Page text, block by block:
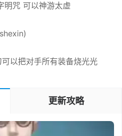
明咒 可以神游太虚
以把对手所有装备烧光光
更新攻略